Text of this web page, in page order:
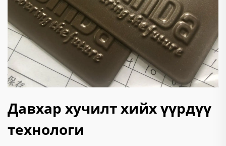
Давхар хучилт хийх үүрдүү
технологи